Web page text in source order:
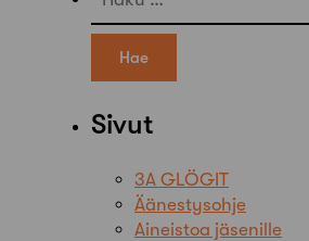
Sivut
3A GLÖGIT
Äänestysohje
Aineistoa jäsenille